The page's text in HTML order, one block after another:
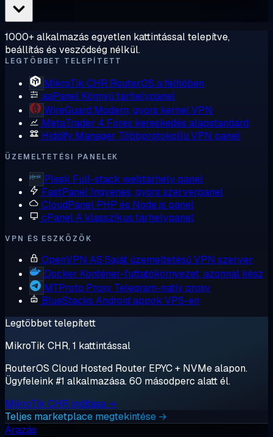
1000+ alkalmazás egyetlen kattintással telepítve,
beállítás és vesződség nélkül.
LEGTÖBBET TELEPÍTETT
MikroTik CHR RouterOS a felhőben
aaPanel Könnyű tárhelypanel
WireGuard Modern, gyors kernel VPN
MetaTrader 4 Forex kereskedés alapstandard
Hiddify Manager Többprotokollú VPN panel
ÜZEMELTETÉSI PANELEK
Plesk Full-stack webtárhely panel
FastPanel Ingyenes, gyors szerverpanel
CloudPanel PHP és Node.js panel
cPanelA klasszikus tárhelypanel
VPN ÉS ESZKÖZÖK
OpenVPN AS Saját üzemeltetésű VPN szerver
Docker Konténer-futtatókörnyezet, azonnal kész
MTProto Proxy Telegram-natív proxy
BlueStacks Android appok VPS-en
Legtöbbet telepített
MikroTik CHR, 1 kattintással
RouterOS Cloud Hosted Router EPYC + NVMe alapon.
Ügyfeleink #1 alkalmazása. 60 másodperc alatt él.
MikroTik CHR indítása →
Teljes marketplace megtekintése →
Árazás